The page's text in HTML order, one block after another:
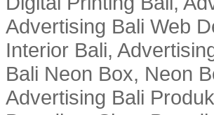
Advertising Bali Web
Interior Bali,
Bali Neon Box, Neon
Advertising Bali